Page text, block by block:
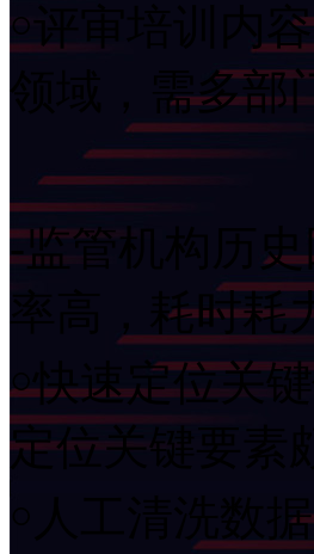
￮评审培训内
领域，需多
-监管机构历
率高，耗时耗
￮快速定位关
定位关键要素
￮人工清洗数